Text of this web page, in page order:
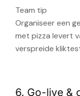
Team tip
Organiseer een
met pizza levert
verspreide
6. Go-live &